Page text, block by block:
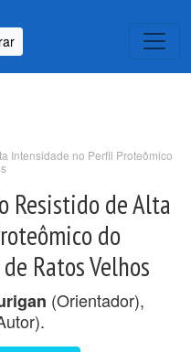
Intensidade no Perfil Proteômico
Resistido de Alta
do
Ratos Velhos
(Orientador),